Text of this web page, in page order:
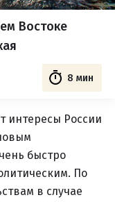
Востоке
8 мин
интересы России
быстро
По
в случае